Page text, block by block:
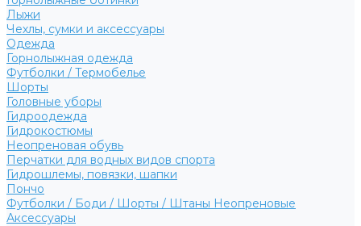
Лыжи
Чехлы, сумки и аксессуары
Одежда
Горнолыжная одежда
Футболки / Термобелье
Шорты
Головные уборы
Гидроодежда
Гидрокостюмы
Неопреновая обувь
Перчатки для водных видов спорта
Гидрошлемы, повязки, шапки
Пончо
Футболки / Боди / Шорты / Штаны Неопреновые
Аксессуары